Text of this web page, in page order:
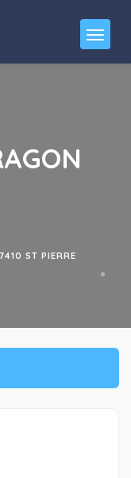
ST PIERRE